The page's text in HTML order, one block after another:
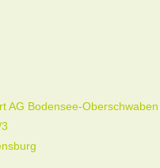
AG Bodensee-Oberschwaben